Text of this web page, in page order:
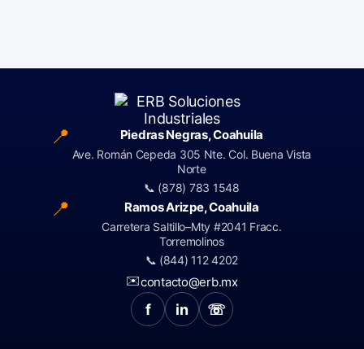
📍 Piedras Negras, Coahuila
Ave. Román Cepeda 305 Nte. Col. Buena Vista
Norte
📞 (878) 783 1548
📍 Ramos Arizpe, Coahuila
Carretera Saltillo–Mty #2041 Fracc.
Torremolinos
📞 (844) 112 4202
✉️contacto@erb.mx
f in ☏